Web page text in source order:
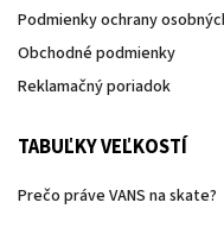
Podmienky ochrany
Obchodné podmienky
Reklamačný poriadok
TABUĽKY VEĽKOSTÍ
Prečo práve VANS na skate?